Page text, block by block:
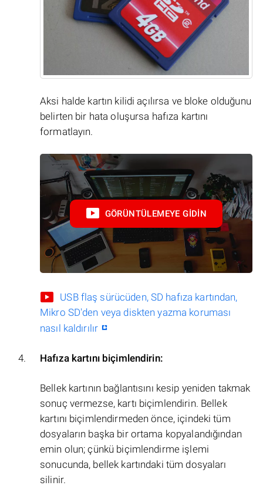
Aksi halde kartın kilidi açılırsa ve bloke olduğunu
belirten bir hata oluşursa hafıza kartını
formatlayın.
GÖRÜNTÜLEMEYE GIDIN
USB flaş sürücüden, SD hafıza kartından,
Mikro SD'den veya diskten yazma koruması
nasıl kaldırılır
Hafıza kartını biçimlendirin:
Bellek kartının bağlantısını kesip yeniden takmak
sonuç vermezse, kartı biçimlendirin. Bellek
kartını biçimlendirmeden önce, içindeki tüm
dosyaların başka bir ortama kopyalandığından
emin olun; çünkü biçimlendirme işlemi
sonucunda, bellek kartındaki tüm dosyaları
silinir.